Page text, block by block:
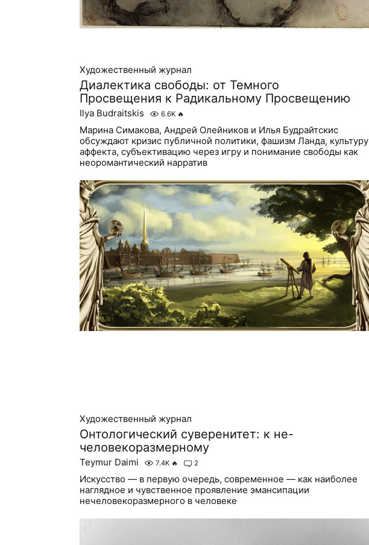
Художественный журнал
Диалектика свободы: от Темного
Просвещения к Радикальному Просвещению
Ilya Budraitskis 6.6K 🔥
Марина Симакова, Андрей Олейников и Илья Будрайтскис
обсуждают кризис публичной политики, фашизм Ланда, культуру
аффекта, субъективацию через игру и понимание свободы как
неоромантический нарратив
Художественный журнал
Онтологический суверенитет: к не-
человекоразмерному
Teymur Daimi 7.4K 🔥 2
Искусство — в первую очередь, современное — как наиболее
наглядное и чувственное проявление эмансипации
нечеловекоразмерного в человеке